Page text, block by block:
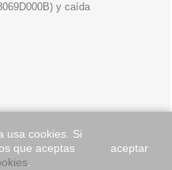
y caída
usa cookies. Si
que aceptas
.
aceptar